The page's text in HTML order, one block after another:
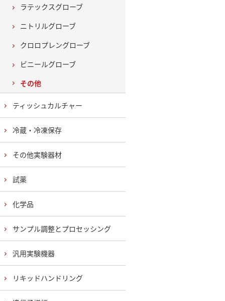
ラテックスグローブ
ニトリルグローブ
クロロプレングローブ
ビニールグローブ
その他
ティッシュカルチャー
冷蔵・冷凍保存
その他実験器材
試薬
化学品
サンプル調整とプロセッシング
汎用実験機器
リキッドハンドリング